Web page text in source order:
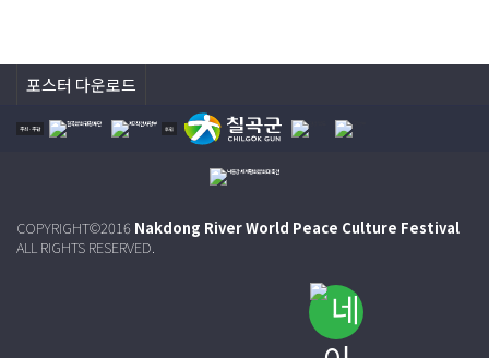
포스터 다운로드
주최·주관 후원
COPYRIGHT©2016 Nakdong River World Peace Culture Festival
ALL RIGHTS RESERVED.